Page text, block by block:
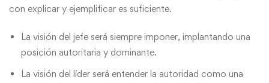
con explicar y ejemplificar es suficiente.
La visión del jefe será siempre imponer, implantando una
posición autoritaria y dominante.
La visión del líder será entender la autoridad como una